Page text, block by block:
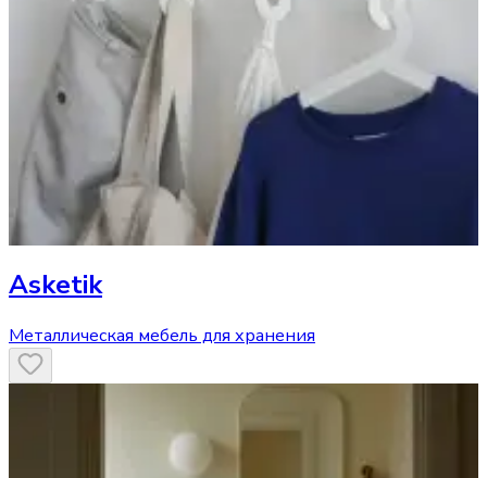
Asketik
Металлическая мебель для хранения